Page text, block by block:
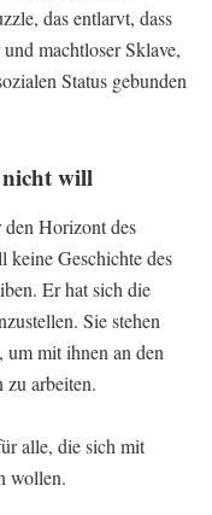
das entlarvt, dass
machtloser Sklave,
Status gebunden
nicht will
Horizont des
Geschichte des
Er hat sich die
Sie stehen
mit ihnen an den
zu arbeiten.
alle, die sich mit
wollen.